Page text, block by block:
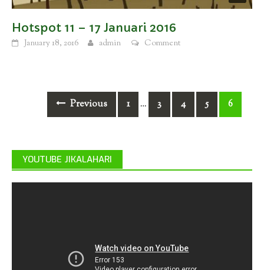
Hotspot 11 – 17 Januari 2016
January 18, 2016 admin Comment
Posts
navigationPrevious 1 … 3 4 5 6
YOUTUBE JIKALAHARI